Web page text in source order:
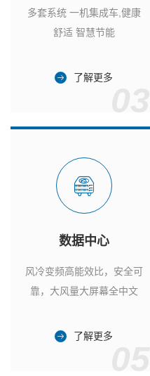
多套系统 一机集成车,健康
舒适 智慧节能
了解更多
数据中心
风冷变频高能效比，安全可
靠，大风量大屏幕全中文
了解更多